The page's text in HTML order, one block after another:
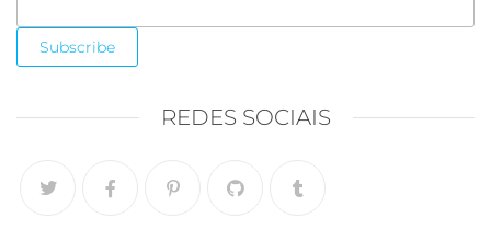
REDES SOCIAIS